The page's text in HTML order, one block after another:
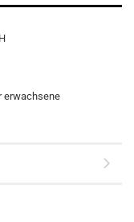
erwachsene